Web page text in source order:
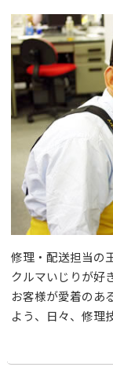
修理・配送担当の
クルマいじりが好
お客様が愛着のあ
よう、日々、修理